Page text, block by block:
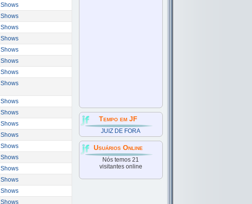
Shows
Shows
Shows
Shows
Shows
Shows
Shows
Shows
Shows
Shows
Shows
Shows
Shows
Shows
Shows
Shows
Shows
Shows
Tempo em JF
JUIZ DE FORA
Usuários Online
Nós temos 21
visitantes online